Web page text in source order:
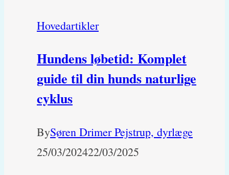
Hovedartikler
Hundens løbetid: Komplet
guide til din hunds naturlige
cyklus
BySøren Drimer Pejstrup, dyrlæge
25/03/202422/03/2025